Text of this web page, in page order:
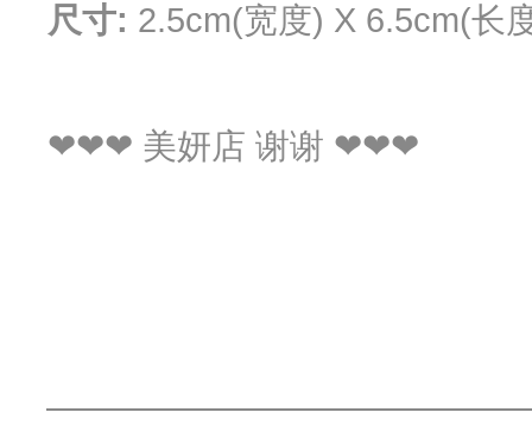
尺寸: 2.5cm(宽度) X 6.5cm(长
❤❤❤ 美妍店 谢谢 ❤❤❤